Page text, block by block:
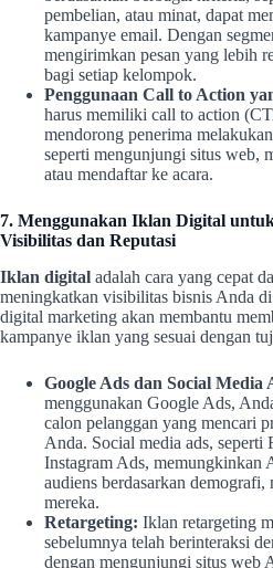
pembelian, atau minat, dapat
kampanye email. Dengan
mengirimkan pesan yang lebih
bagi setiap kelompok.
Penggunaan Call to Action
harus memiliki call to action
mendorong penerima
seperti mengunjungi situs web,
atau mendaftar ke acara.
7. Menggunakan Iklan Digital
Visibilitas dan Reputasi
Iklan digital adalah cara yang cepat
meningkatkan visibilitas bisnis Anda
digital marketing akan membantu
kampanye iklan yang sesuai dengan
Google Ads dan Social Media
menggunakan Google Ads,
calon pelanggan yang mencari
Anda. Social media ads, seperti
Instagram Ads, memungkinkan
audiens berdasarkan demografi,
mereka.
Retargeting: Iklan retargeting
sebelumnya telah berinteraksi
dengan mengunjungi situs web